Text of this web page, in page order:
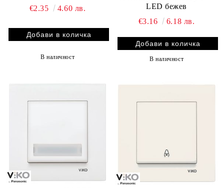
€2.35 4.60 лв.
В наличност
LED бежев
€3.16
6.18 лв.
В наличност